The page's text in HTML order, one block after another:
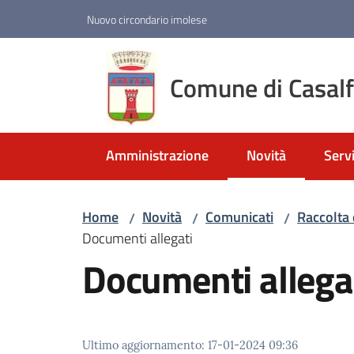
Nuovo circondario imolese
Comune di
Amministrazione Novità
Menu selezionato
Home / Novità / Comunicati /
Documenti allegati
Documenti
Ultimo aggiornamento: 17-01-2024 09:36